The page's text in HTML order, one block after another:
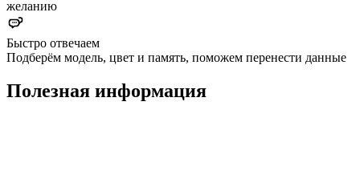
желанию
Быстро отвечаем
Подберём модель, цвет и память, поможем перенести данные
Полезная информация